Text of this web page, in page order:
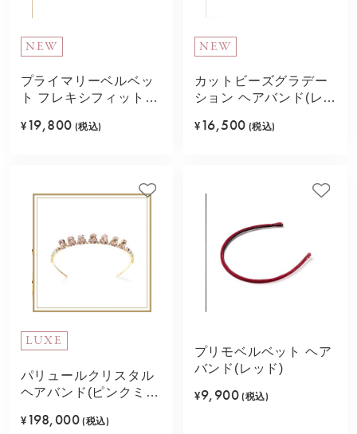
NEW
プライマリーベルベッ
ト フレキシフィットヘ
¥ 19,800 (税込)
NEW
カットビーズグラデー
ション ヘアバンド(レッ
¥ 16,500 (税込)
LUXE
パリュールクリスタル
ヘアバンド(ピンクミッ
¥ 198,000 (税込)
プリモベルベット ヘア
バンド(レッド)
¥9,900 (税込)